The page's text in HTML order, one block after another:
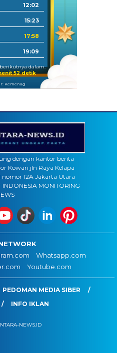
12:02
15:23
17:58
19:09
dalam:
51 detik
Kemenag
dengan kantor berita
Kowari jln Raya Kelapa
nomor 12A Jakarta Utara
MONITORING
Whatsapp.com
Youtube.com
PEDOMAN MEDIA SIBER
INFO IKLAN
NEWS.ID